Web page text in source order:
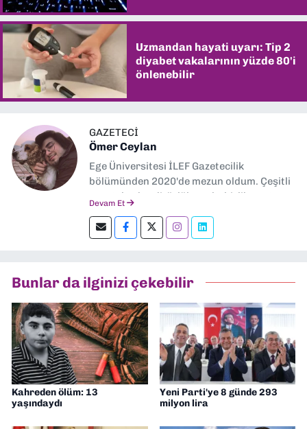
Uzmandan hayati uyarı: Tip 2
diyabet vakalarının yüzde 80'i
önlenebilir
GAZETECİ
Ömer Ceylan
Ege Üniversitesi İLEF Gazetecilik
bölümünden 2020'de mezun oldum. Çeşitli
gazetelerde editörlük, muhabirlik yaptım.
editörlük yapıyorum.
Devam Et
Bunlar da ilginizi çekebilir
Kahreden ölüm: 13
yaşındaydı
Yeni Parti'ye 8 günde 293
milyon lira